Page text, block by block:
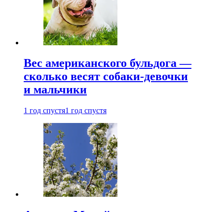
Вес американского бульдога —
сколько весят собаки-девочки
и мальчики
1 год спустя1 год спустя